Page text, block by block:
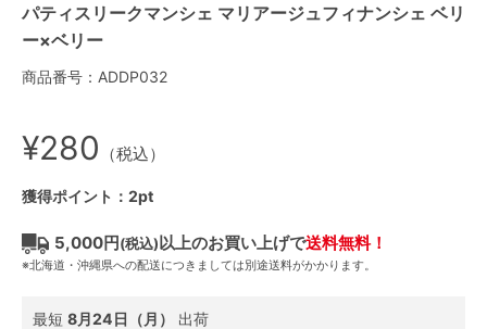
パティスリークマンシェ マリアージュフィナンシェ ベリ
ー×ベリー
商品番号：ADDP032
¥280 （税込）
獲得ポイント：2pt
5,000円(税込)以上のお買い上げで送料無料！
※北海道・沖縄県への配送につきましては別途送料がかかります。
最短 8月24日（月） 出荷